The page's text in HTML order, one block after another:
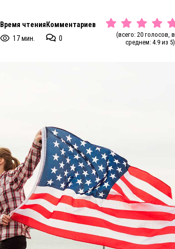
Время чтения
17 мин.
Комментариев
0
(всего: 20 голосов, в
среднем: 4.9 из 5)